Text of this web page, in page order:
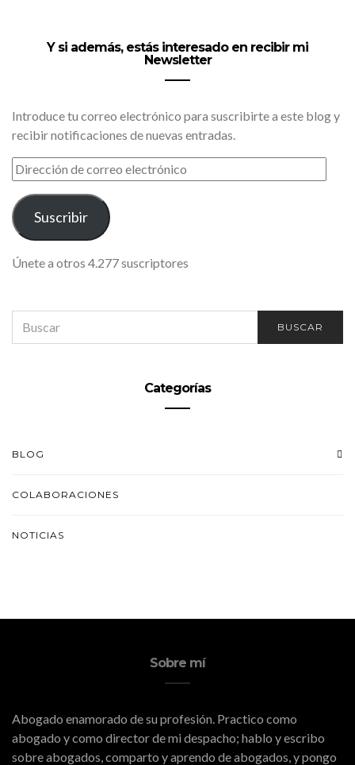
Y si además, estás interesado en recibir mi
Newsletter
Introduce tu correo electrónico para suscribirte a este blog y
recibir notificaciones de nuevas entradas.
DIRECCIÓN
DE
CORREO
ELECTRÓNICO
Suscribir
Únete a otros 4.277 suscriptores
FOR:
BUSCAR
Categorías
BLOG
COLABORACIONES
NOTICIAS
Sobre mí
Abogado enamorado de su profesión. Practico como
abogado y como director de mi despacho; hablo y escribo
sobre abogados, comparto y aprendo de abogados, y pongo